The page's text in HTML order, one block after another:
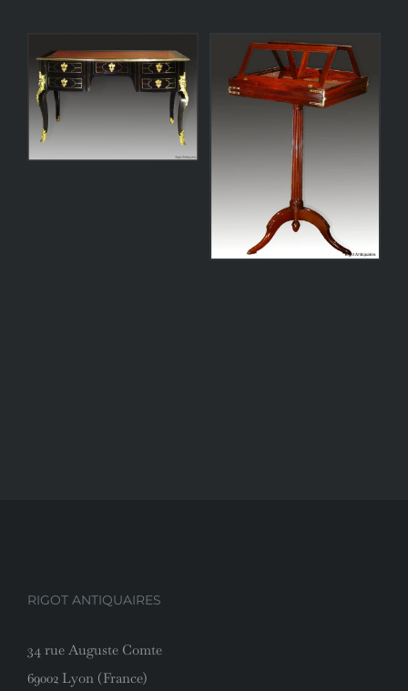
RIGOT ANTIQUAIRES
34 rue Auguste Comte
69002 Lyon (France)